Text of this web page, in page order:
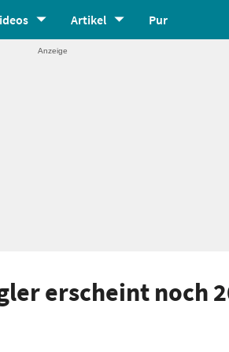
Artikel Pur
erscheint noch